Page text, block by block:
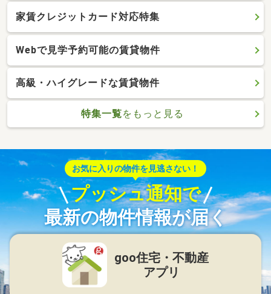
家賃クレジットカード対応特集
Webで見学予約可能の賃貸物件
高級・ハイグレードな賃貸物件
特集一覧をもっと見る
お気に入りの物件を見逃さない！
プッシュ通知で
最新の物件情報が届く
goo住宅・不動産
アプリ